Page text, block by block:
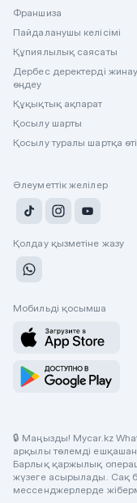
Франшиза
Пайдаланушы келісімі
Құпиялылық саясаты
Дербес деректерді
өңдеу
Құқықтық ақпарат
Қосылу шарты
Қосылу туралы шартқа
Әлеуметтік желілер
Қолдау қызметіне жазу
Мобильді қосымша
🔒 Маңызды! Mycar.kz
арқылы төлемді
Барлық қаржылық
жүзеге асырылады. Сақ
мессенджерлерде